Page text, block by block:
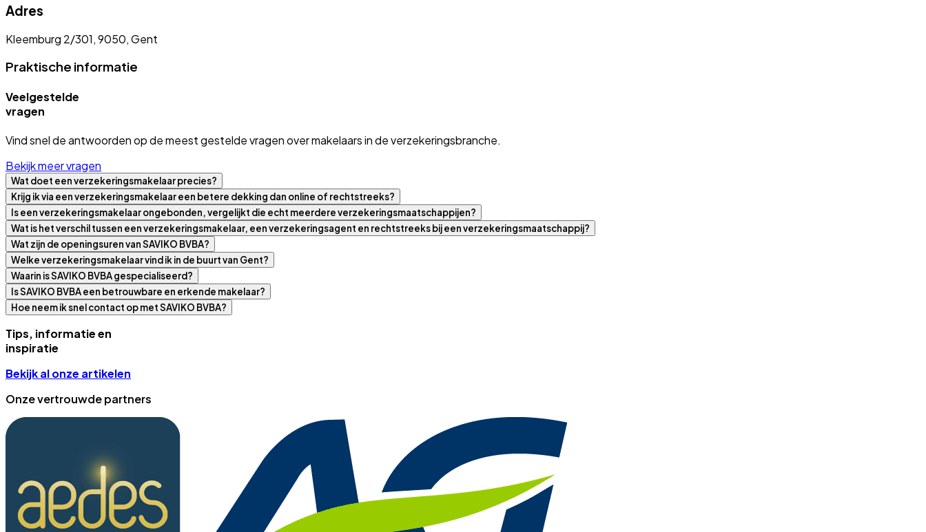
Adres
Kleemburg 2/301, 9050, Gent
Praktische informatie
Veelgestelde
vragen
Vind snel de antwoorden op de meest gestelde vragen over makelaars in de verzekeringsbranche.
Bekijk meer vragen
Wat doet een verzekeringsmakelaar precies?
Krijg ik via een verzekeringsmakelaar een betere dekking dan online of rechtstreeks?
Is een verzekeringsmakelaar ongebonden, vergelijkt die echt meerdere verzekeringsmaatschappijen?
Wat is het verschil tussen een verzekeringsmakelaar, een verzekeringsagent en rechtstreeks bij een verzekeringsmaatschappij?
Wat zijn de openingsuren van SAVIKO BVBA?
Welke verzekeringsmakelaar vind ik in de buurt van Gent?
Waarin is SAVIKO BVBA gespecialiseerd?
Is SAVIKO BVBA een betrouwbare en erkende makelaar?
Hoe neem ik snel contact op met SAVIKO BVBA?
Tips, informatie en
inspiratie
Bekijk al onze artikelen
Onze vertrouwde partners